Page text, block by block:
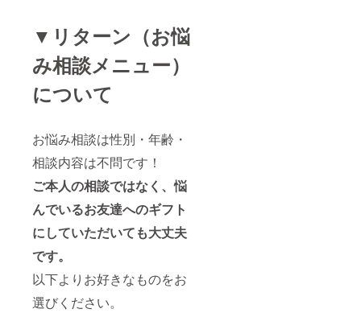
▼リターン（お悩
み相談メニュー）
について
お悩み相談は性別・年齢・
相談内容は不問です！
ご本人の相談ではなく、悩
んでいるお友達へのギフト
にしていただいても大丈夫
です。
以下よりお好きなものをお
選びください。